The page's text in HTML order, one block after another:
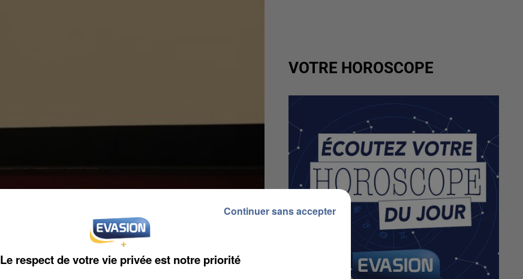
VOTRE HOROSCOPE
Le respect de votre vie privée est notre priorité
Continuer sans accepter